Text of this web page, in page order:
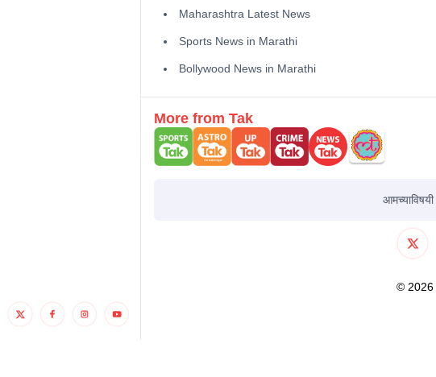
Maharashtra Latest News
Sports News in Marathi
Bollywood News in Marathi
More from Tak
आमच्याविषयी
©2026